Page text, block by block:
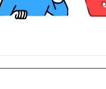
강사지원